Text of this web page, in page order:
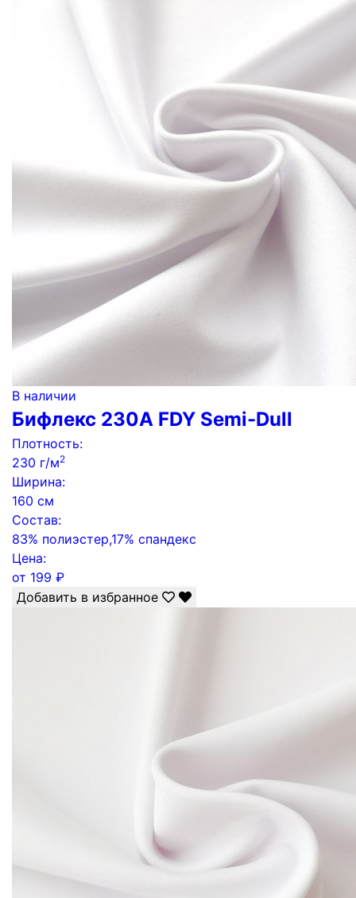
В наличии
Бифлекс 230А FDY Semi-Dull
Плотность:
230 г/м2
Ширина:
160 см
Состав:
83% полиэстер,17% спандекс
Цена:
от 199 ₽
Добавить в избранное